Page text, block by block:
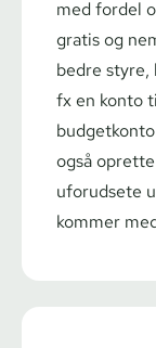
med fordel
gratis og
bedre styre,
fx en konto
også
uforudsete
kommer